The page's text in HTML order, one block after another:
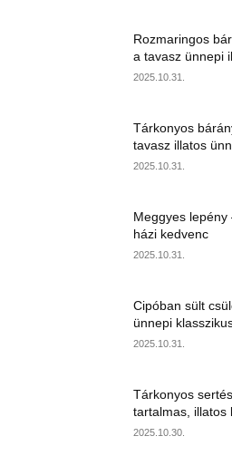
Rozmaringos
a tavasz ünnepi
2025.10.31.
Tárkonyos
tavasz illatos
2025.10.31.
Meggyes lepény
házi kedvenc
2025.10.31.
Cipóban sült
ünnepi
2025.10.31.
Tárkonyos
tartalmas, illatos
2025.10.30.